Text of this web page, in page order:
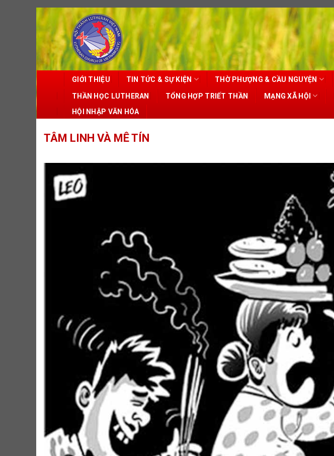
Skip
to
content
GIỚI THIỆU TIN TỨC & SỰ KIỆN THỜ PHƯỢNG & CẦU NGUYỆN
THẦN HỌC LUTHERAN TỔNG HỢP TRIẾT THẦN MẠNG XÃ HỘI
HỘI NHẬP VĂN HÓA
TÂM LINH VÀ MÊ TÍN